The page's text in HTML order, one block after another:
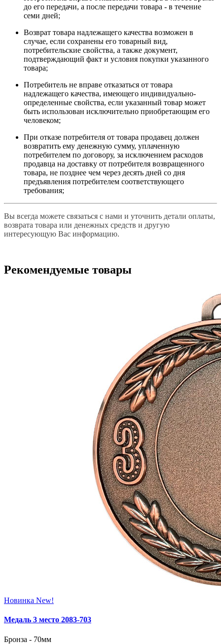
до его передачи, а после передачи товара - в течение
семи дней;
Возврат товара надлежащего качества возможен в
случае, если сохранены его товарный вид,
потребительские свойства, а также документ,
подтверждающий факт и условия покупки указанного
товара;
Потребитель не вправе отказаться от товара
надлежащего качества, имеющего индивидуально-
определенные свойства, если указанный товар может
быть использован исключительно приобретающим его
человеком;
При отказе потребителя от товара продавец должен
возвратить ему денежную сумму, уплаченную
потребителем по договору, за исключением расходов
продавца на доставку от потребителя возвращенного
товара, не позднее чем через десять дней со дня
предъявления потребителем соответствующего
требования;
Вы всегда можете связаться с нами и уточнить детали оплаты,
возврата товара или денежных средств и другую
интересующую Вас информацию.
Рекомендуемые товары
Новинка New!
Медаль 3 место 2083‑703
Бронза - 70мм